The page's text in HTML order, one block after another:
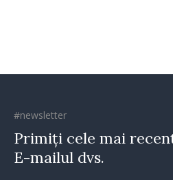
#newsletter
Primiți cele mai
E-mailul dvs.